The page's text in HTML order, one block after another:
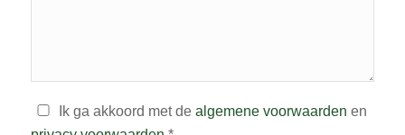
Ik ga akkoord met de algemene voorwaarden en